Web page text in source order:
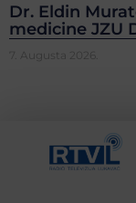
Dr. Eldin
medicine JZU
7. Augusta 2026.